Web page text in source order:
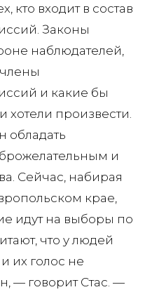
кто входит в состав
Законы
наблюдателей,
и какие бы
произвести.
обладать
и
Сейчас, набирая
крае,
идут на выборы по
что у людей
их голос не
— говорит Стас. —